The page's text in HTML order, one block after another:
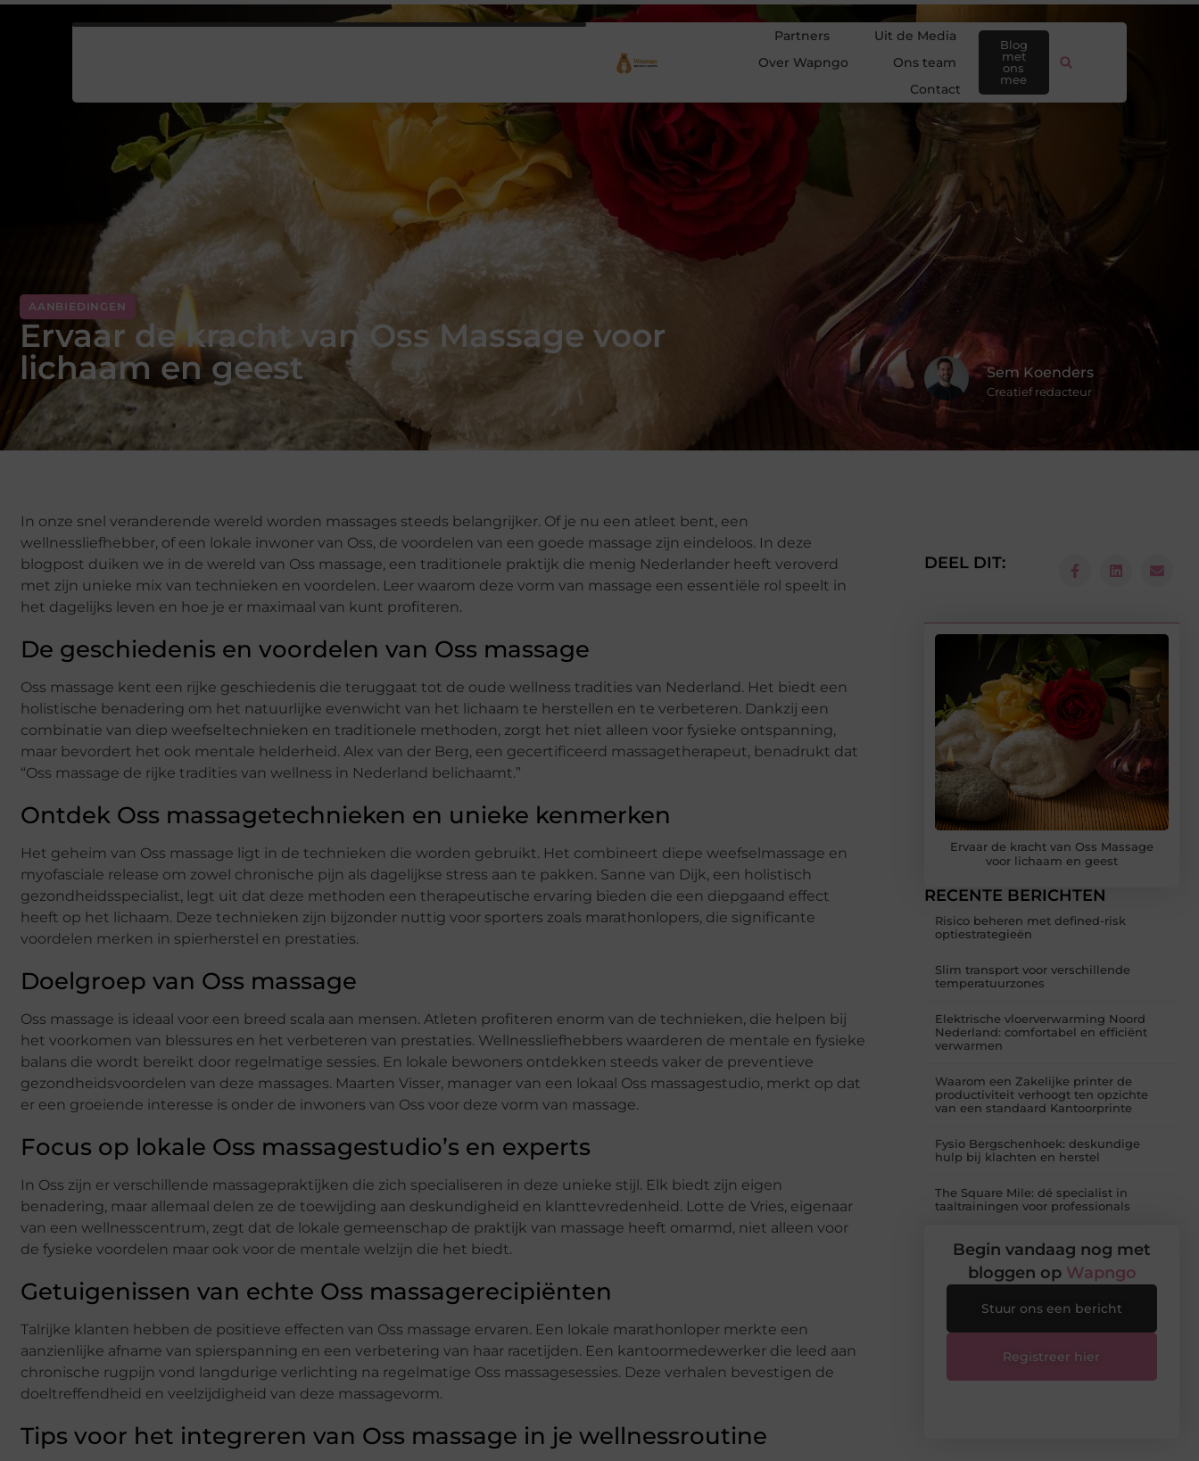
Partners
Uit de Media
Over Wapngo
Ons team
Contact
Blog
met
ons
mee
AANBIEDINGEN
Ervaar de kracht van Oss Massage voor
lichaam en geest
Sem Koenders
Creatief redacteur
In onze snel veranderende wereld worden massages steeds belangrijker. Of je nu een atleet bent, een
wellnessliefhebber, of een lokale inwoner van Oss, de voordelen van een goede massage zijn eindeloos. In deze
blogpost duiken we in de wereld van Oss massage, een traditionele praktijk die menig Nederlander heeft veroverd
met zijn unieke mix van technieken en voordelen. Leer waarom deze vorm van massage een essentiële rol speelt in
het dagelijks leven en hoe je er maximaal van kunt profiteren.
De geschiedenis en voordelen van Oss massage
Oss massage kent een rijke geschiedenis die teruggaat tot de oude wellness tradities van Nederland. Het biedt een
holistische benadering om het natuurlijke evenwicht van het lichaam te herstellen en te verbeteren. Dankzij een
combinatie van diep weefseltechnieken en traditionele methoden, zorgt het niet alleen voor fysieke ontspanning,
maar bevordert het ook mentale helderheid. Alex van der Berg, een gecertificeerd massagetherapeut, benadrukt dat
“Oss massage de rijke tradities van wellness in Nederland belichaamt.”
Ontdek Oss massagetechnieken en unieke kenmerken
Het geheim van Oss massage ligt in de technieken die worden gebruikt. Het combineert diepe weefselmassage en
myofasciale release om zowel chronische pijn als dagelijkse stress aan te pakken. Sanne van Dijk, een holistisch
gezondheidsspecialist, legt uit dat deze methoden een therapeutische ervaring bieden die een diepgaand effect
heeft op het lichaam. Deze technieken zijn bijzonder nuttig voor sporters zoals marathonlopers, die significante
voordelen merken in spierherstel en prestaties.
Doelgroep van Oss massage
Oss massage is ideaal voor een breed scala aan mensen. Atleten profiteren enorm van de technieken, die helpen bij
het voorkomen van blessures en het verbeteren van prestaties. Wellnessliefhebbers waarderen de mentale en fysieke
balans die wordt bereikt door regelmatige sessies. En lokale bewoners ontdekken steeds vaker de preventieve
gezondheidsvoordelen van deze massages. Maarten Visser, manager van een lokaal Oss massagestudio, merkt op dat
er een groeiende interesse is onder de inwoners van Oss voor deze vorm van massage.
Focus op lokale Oss massagestudio’s en experts
In Oss zijn er verschillende massagepraktijken die zich specialiseren in deze unieke stijl. Elk biedt zijn eigen
benadering, maar allemaal delen ze de toewijding aan deskundigheid en klanttevredenheid. Lotte de Vries, eigenaar
van een wellnesscentrum, zegt dat de lokale gemeenschap de praktijk van massage heeft omarmd, niet alleen voor
de fysieke voordelen maar ook voor de mentale welzijn die het biedt.
Getuigenissen van echte Oss massagerecipiënten
Talrijke klanten hebben de positieve effecten van Oss massage ervaren. Een lokale marathonloper merkte een
aanzienlijke afname van spierspanning en een verbetering van haar racetijden. Een kantoormedewerker die leed aan
chronische rugpijn vond langdurige verlichting na regelmatige Oss massagesessies. Deze verhalen bevestigen de
doeltreffendheid en veelzijdigheid van deze massagevorm.
Tips voor het integreren van Oss massage in je wellnessroutine
DEEL DIT:
Ervaar de kracht van Oss Massage
voor lichaam en geest
RECENTE BERICHTEN
Risico beheren met defined-risk
optiestrategieën
Slim transport voor verschillende
temperatuurzones
Elektrische vloerverwarming Noord
Nederland: comfortabel en efficiënt
verwarmen
Waarom een Zakelijke printer de
productiviteit verhoogt ten opzichte
van een standaard Kantoorprinte
Fysio Bergschenhoek: deskundige
hulp bij klachten en herstel
The Square Mile: dé specialist in
taaltrainingen voor professionals
Begin vandaag nog met
bloggen op Wapngo
Stuur ons een bericht
Registreer hier